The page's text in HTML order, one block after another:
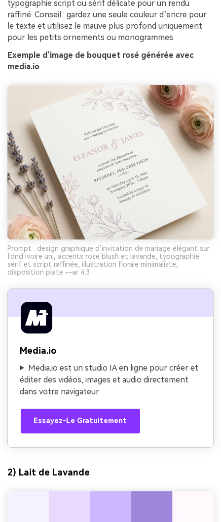
typographie script ou sérif délicate pour un rendu
raffiné. Conseil : gardez une seule couleur d’encre pour
le texte et utilisez le mauve plus profond uniquement
pour les petits ornements ou monogrammes.
Exemple d’image de bouquet rosé générée avec
media.io
Prompt : design graphique d’invitation de mariage élégant sur
fond ivoire uni, accents rose blush et lavande, typographie
sérif et script raffinée, illustration florale minimaliste,
disposition plate --ar 4:3
Media.io
Media.io est un studio IA en ligne pour créer et
éditer des vidéos, images et audio directement
dans votre navigateur.
Essayez-Le Gratuitement
2) Lait de Lavande